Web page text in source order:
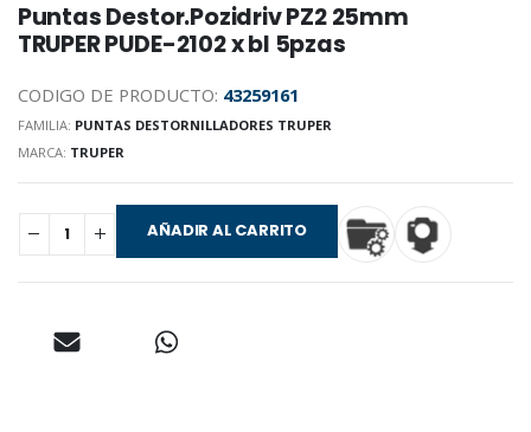
Puntas Destor.Pozidriv PZ2 25mm
TRUPER PUDE-2102 x bl 5pzas
CODIGO DE PRODUCTO: 43259161
FAMILIA: PUNTAS DESTORNILLADORES TRUPER
MARCA: TRUPER
AÑADIR AL CARRITO